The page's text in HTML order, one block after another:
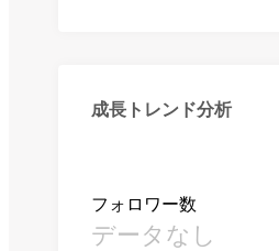
成長トレンド分析
フォロワー数
データなし